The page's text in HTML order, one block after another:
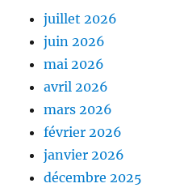
juillet 2026
juin 2026
mai 2026
avril 2026
mars 2026
février 2026
janvier 2026
décembre 2025